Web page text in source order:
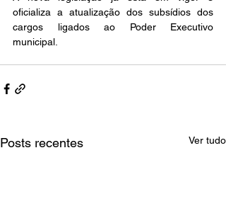
oficializa a atualização dos subsídios dos
cargos ligados ao Poder Executivo
municipal.
Posts recentes Ver tudo